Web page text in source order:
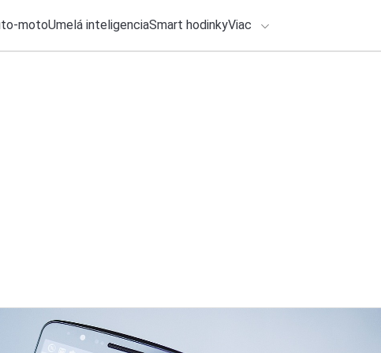
motoUmelá inteligenciaSmart hodinkyViac